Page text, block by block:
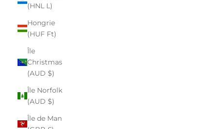
(HNL L)
Hongrie
(HUF Ft)
Île
Christmas
(AUD $)
Île Norfolk
(AUD $)
Île de Man